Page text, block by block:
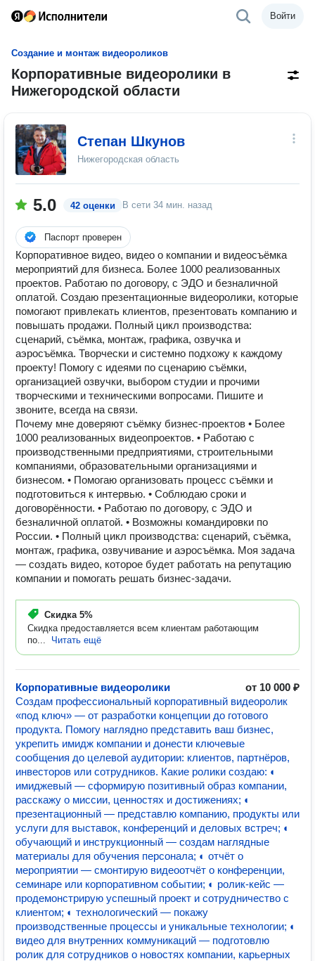
Войти
Создание и монтаж видеороликов
Корпоративные видеоролики в
Нижегородской области
Степан Шкунов
Нижегородская область
5.0 42 оценки В сети 34 мин. назад
Паспорт проверен
Корпоративное видео, видео о компании и видеосъёмка
мероприятий для бизнеса. Более 1000 реализованных
проектов. Работаю по договору, с ЭДО и безналичной
оплатой. Создаю презентационные видеоролики, которые
помогают привлекать клиентов, презентовать компанию и
повышать продажи. Полный цикл производства:
сценарий, съёмка, монтаж, графика, озвучка и
аэросъёмка. Творчески и системно подхожу к каждому
проекту! Помогу с идеями по сценарию съёмки,
организацией озвучки, выбором студии и прочими
творческими и техническими вопросами. Пишите и
звоните, всегда на связи.
Почему мне доверяют съёмку бизнес-проектов • Более
1000 реализованных видеопроектов. • Работаю с
производственными предприятиями, строительными
компаниями, образовательными организациями и
бизнесом. • Помогаю организовать процесс съёмки и
подготовиться к интервью. • Соблюдаю сроки и
договорённости. • Работаю по договору, с ЭДО и
безналичной оплатой. • Возможны командировки по
России. • Полный цикл производства: сценарий, съёмка,
монтаж, графика, озвучивание и аэросъёмка. Моя задача
— создать видео, которое будет работать на репутацию
компании и помогать решать бизнес-задачи.
Скидка 5%
Скидка предоставляется всем клиентам работающим
по...
Читать ещё
Корпоративные видеоролики
от 10 000 ₽
Создам профессиональный корпоративный видеоролик
«под ключ» — от разработки концепции до готового
продукта. Помогу наглядно представить ваш бизнес,
укрепить имидж компании и донести ключевые
сообщения до целевой аудитории: клиентов, партнёров,
инвесторов или сотрудников. Какие ролики создаю: ◐
имиджевый — сформирую позитивный образ компании,
расскажу о миссии, ценностях и достижениях; ◐
презентационный — представлю компанию, продукты или
услуги для выставок, конференций и деловых встреч; ◐
обучающий и инструкционный — создам наглядные
материалы для обучения персонала; ◐ отчёт о
мероприятии — смонтирую видеоотчёт о конференции,
семинаре или корпоративном событии; ◐ ролик‑кейс —
продемонстрирую успешный проект и сотрудничество с
клиентом; ◐ технологический — покажу
производственные процессы и уникальные технологии; ◐
видео для внутренних коммуникаций — подготовлю
ролик для сотрудников о новостях компании, карьерных